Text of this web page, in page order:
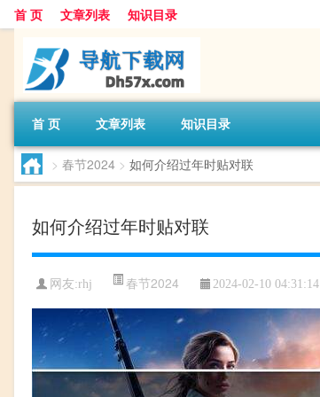
首 页 文章列表 知识目录
首 页 文章列表 知识目录
> 春节2024 > 如何介绍过年时贴对联
如何介绍过年时贴对联
网友:rhj 春节2024 2024-02-10 04:31:14